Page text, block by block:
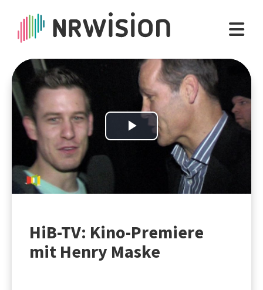
Play
Video
HiB-TV: Kino-Premiere
mit Henry Maske